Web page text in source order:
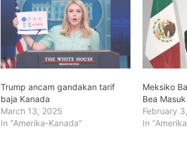
Trump ancam gandakan tarif
baja Kanada
March 13, 2025
In "Amerika-Kanada"
Meksiko
Bea
February
In